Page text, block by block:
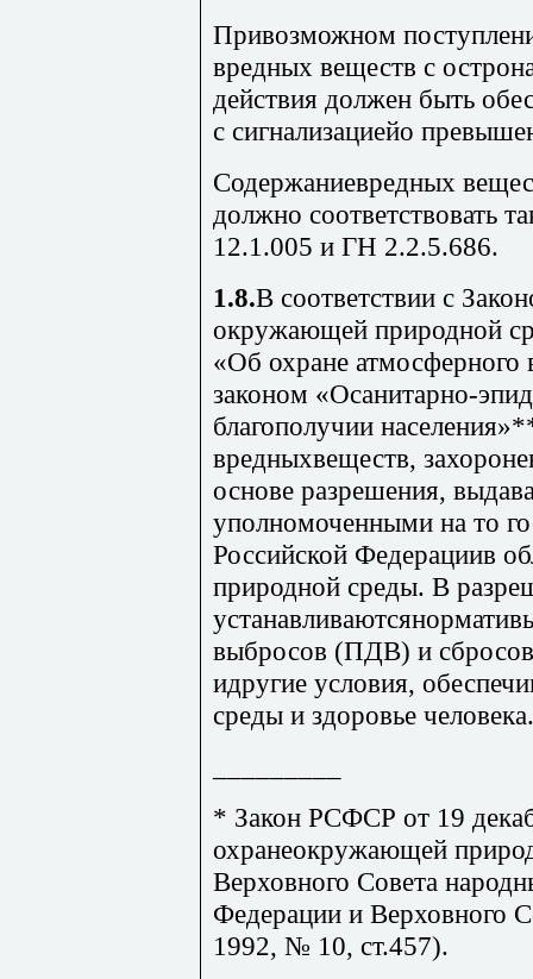
Привозможном
вредных веществ с
действия должен быть
с сигнализациейо
Содержаниевредных
должно соответствовать
12.1.005 и ГН 2.2.5.686.
1.8.В соответствии с
окружающей природной
«Об охране
законом «Осанитарно-
благополучии
вредныхвеществ,
основе разрешения,
уполномоченными на то
Российской Федерациив
природной среды. В
выбросов (ПДВ) и
идругие условия,
среды и здоровье человека.
* Закон РСФСР от 19
охранеокружающей
Верховного Совета
Федерации и Верховного
1992, № 10, ст.457).